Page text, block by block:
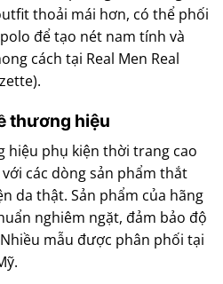
thoải mái hơn, có thể phối
để tạo nét nam tính và
cách tại Real Men Real
thương hiệu
hiệu phụ kiện thời trang cao
các dòng sản phẩm thắt
da thật. Sản phẩm của hãng
nghiêm ngặt, đảm bảo độ
mẫu được phân phối tại